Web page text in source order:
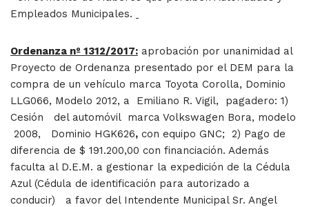
Empleados Municipales.
Ordenanza nº 1312/2017: aprobación por unanimidad al
Proyecto de Ordenanza presentado por el DEM para la
compra de un vehículo marca Toyota Corolla, Dominio
LLG066, Modelo 2012, a Emiliano R. Vigil, pagadero: 1)
Cesión del automóvil marca Volkswagen Bora, modelo
2008, Dominio HGK626, con equipo GNC; 2) Pago de
diferencia de $ 191.200,00 con financiación. Además
faculta al D.E.M. a gestionar la expedición de la Cédula
Azul (Cédula de identificación para autorizado a
conducir) a favor del Intendente Municipal Sr. Angel